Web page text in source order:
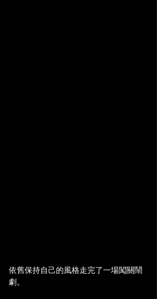
依舊保持自己的風格走完了一場闖關鬧
劇。